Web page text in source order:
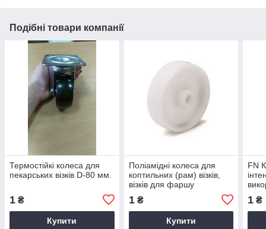
Подібні товари компанії
Термостійкі колеса для
пекарських візків D-80 мм.
1 ₴
Купити
Поліамідні колеса для
коптильних (рам) візків,
візків для фаршу
1₴
Купити
FN
1 ₴